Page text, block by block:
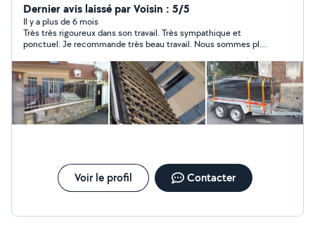
Dernier avis laissé par Voisin : 5/5
Il y a plus de 6 mois
Très très rigoureux dans son travail. Très sympathique et
ponctuel. Je recommande très beau travail. Nous sommes plus
Voir le profil Contacter